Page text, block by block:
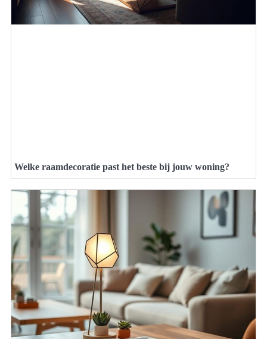
Welke raamdecoratie past het beste bij jouw woning?